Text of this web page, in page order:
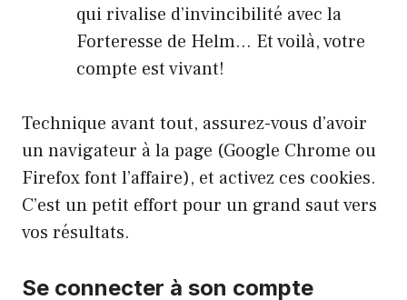
qui rivalise d’invincibilité avec la
Forteresse de Helm… Et voilà, votre
compte est vivant!
Technique avant tout, assurez-vous d’avoir
un navigateur à la page (Google Chrome ou
Firefox font l’affaire), et activez ces cookies.
C’est un petit effort pour un grand saut vers
vos résultats.
Se connecter à son compte